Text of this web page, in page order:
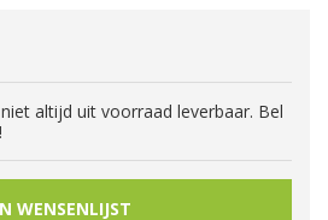
altijd uit voorraad leverbaar. Bel